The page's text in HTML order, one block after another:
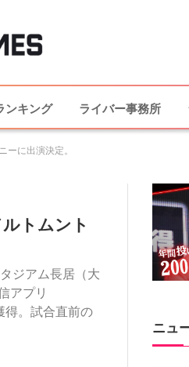
ンキング ライバー事務所
ーに出演決定。
トムント
ジアム長居（大
アプリ
得。試合直前の
ニュ